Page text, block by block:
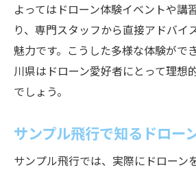
無料で楽しめる飛行場所を探
ドローンを無料で飛ばせ
関東でドローンを無料体
利用規約と禁止区域確認
よってはドローン体験イベントや講
り、専門スタッフから直接アドバイ
魅力です。こうした多様な体験がで
川県はドローン愛好者にとって理想
でしょう。
サンプル飛行で知るドロー
サンプル飛行では、実際にドローン